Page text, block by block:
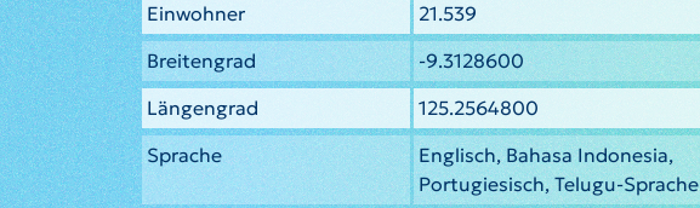
Einwohner
21.539
Breitengrad
-9.3128600
Längengrad
125.2564800
Sprache
Englisch, Bahasa Indonesia,
Portugiesisch, Telugu-Sprache